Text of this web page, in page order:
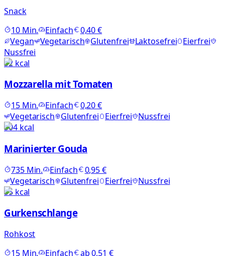
Snack
10Min. Einfach
0,40 €
Vegan Vegetarisch Glutenfrei Laktosefrei Eierfrei
Nussfrei
32kcal
Mozzarella mit Tomaten
15Min. Einfach
0,20 €
Vegetarisch
Glutenfrei Eierfrei
Nussfrei
504kcal
Marinierter Gouda
735Min. Einfach
0,95 €
Vegetarisch
Glutenfrei Eierfrei
Nussfrei
55kcal
Gurkenschlange
Rohkost
15Min. Einfach ab0,51 €